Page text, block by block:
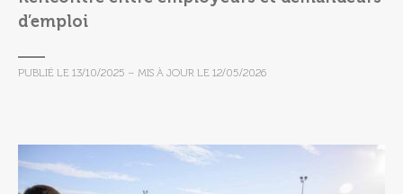
d’emploi
PUBLIÉ LE 13/10/2025 – MIS À JOUR LE 12/05/2026